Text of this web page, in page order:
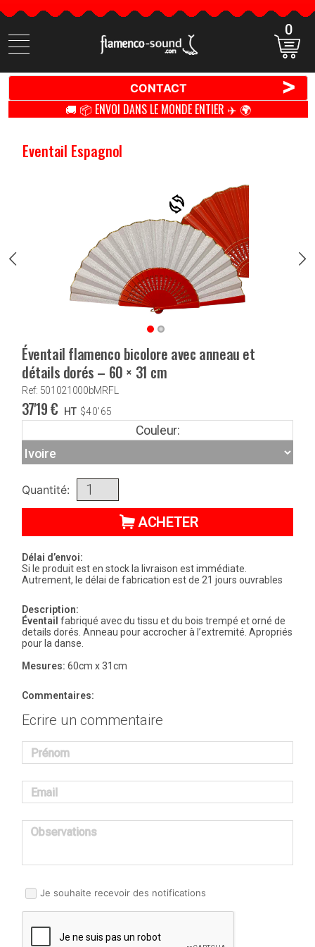
Cherchez
des
0
CONTACT >
🚚 📦 ENVOI DANS LE MONDE ENTIER ✈️ 🌍
Eventail Espagnol
Éventail flamenco bicolore avec anneau et
détails dorés – 60 × 31 cm
Ref: 501021000bMRFL
37'19€ HT $40'65
Couleur:
Quantité:
ACHETER
Délai d’envoi:
Si le produit est en stock la livraison est immédiate.
Autrement, le délai de fabrication est de 21 jours ouvrables
Description:
Éventail fabriqué avec du tissu et du bois trempé et orné de
details dorés. Anneau pour accrocher à l’extremité. Apropriés
pour la danse.
Mesures: 60cm x 31cm
Commentaires:
Ecrire un commentaire
Prénom
Email
Observations
Je souhaite recevoir des notifications